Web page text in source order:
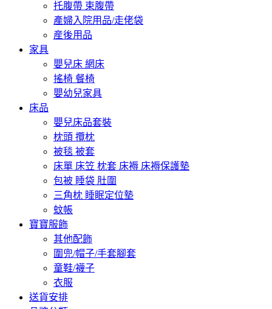
托腹帶 束腹帶
產婦入院用品/走佬袋
産後用品
家具
嬰兒床 網床
搖椅 餐椅
嬰幼兒家具
床品
嬰兒床品套裝
枕頭 攬枕
被毯 被套
床單 床笠 枕套 床褥 床褥保護墊
包被 睡袋 肚圍
三角枕 睡眠定位墊
蚊帳
寶寶服飾
其他配飾
圍兜/帽子/手套腳套
童鞋/襪子
衣服
送貨安排